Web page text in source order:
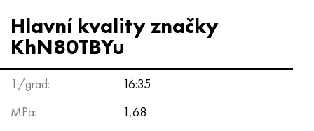
Hlavní kvality značky
KhN80TBYu
1/grad:
16:35
MPa:
1,68